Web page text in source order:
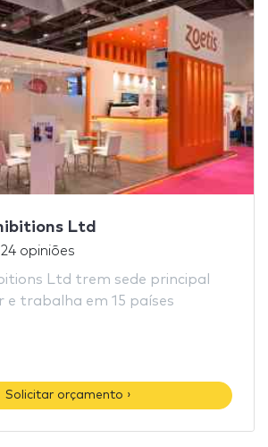
Ltd
24 opiniões
Ltd trem sede principal
e trabalha em 15 países
Solicitar orçamento ›